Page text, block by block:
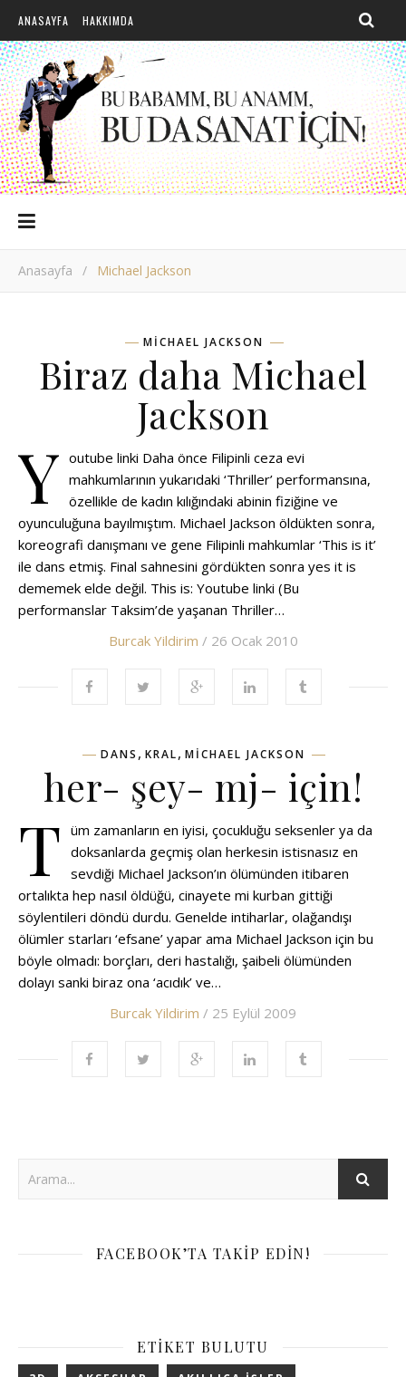
ANASAYFA HAKKIMDA
Anasayfa / Michael Jackson
MICHAEL JACKSON
Biraz daha Michael
Jackson
Y outube linki Daha önce Filipinli ceza evi
mahkumlarının yukarıdaki ‘Thriller’ performansına,
özellikle de kadın kılığındaki abinin fiziğine ve
oyunculuğuna bayılmıştım. Michael Jackson öldükten sonra,
koreografi danışmanı ve gene Filipinli mahkumlar ‘This is it’
ile dans etmiş. Final sahnesini gördükten sonra yes it is
dememek elde değil. This is: Youtube linki (Bu
performanslar Taksim’de yaşanan Thriller…
Burcak Yildirim / 26 Ocak 2010
DANS , KRAL, MICHAEL JACKSON
her- şey- mj- için!
T üm zamanların en iyisi, çocukluğu seksenler ya da
doksanlarda geçmiş olan herkesin istisnasız en
sevdiği Michael Jackson’ın ölümünden itibaren
ortalıkta hep nasıl öldüğü, cinayete mi kurban gittiği
söylentileri döndü durdu. Genelde intiharlar, olağandışı
ölümler starları ‘efsane’ yapar ama Michael Jackson için bu
böyle olmadı: borçları, deri hastalığı, şaibeli ölümünden
dolayı sanki biraz ona ‘acıdık’ ve…
Burcak Yildirim / 25 Eylül 2009
FACEBOOK’TA TAKIP EDIN!
ETIKET BULUTU